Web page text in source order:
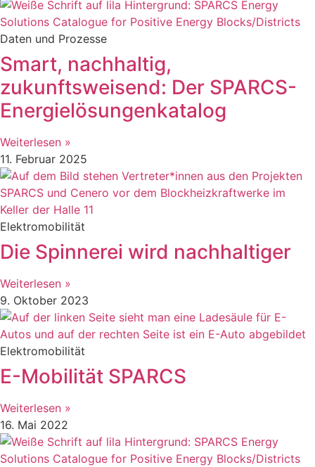
Daten und Prozesse
Smart, nachhaltig,
zukunftsweisend: Der SPARCS-
Energielösungenkatalog
Weiterlesen »
11. Februar 2025
Elektromobilität
Die Spinnerei wird nachhaltiger
Weiterlesen »
9. Oktober 2023
Elektromobilität
E-Mobilität SPARCS
Weiterlesen »
16. Mai 2022